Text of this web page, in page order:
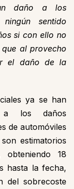
un daño a los
sentido
si con ello no
que al provecho
el daño de la
ya se han
a los daños
de automóviles
estimatorios
18
hasta la fecha,
del sobrecoste